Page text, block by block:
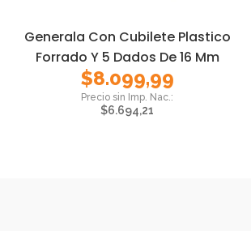
Generala Con Cubilete Plastico
Forrado Y 5 Dados De 16 Mm
$8.099,99
$6.694,21